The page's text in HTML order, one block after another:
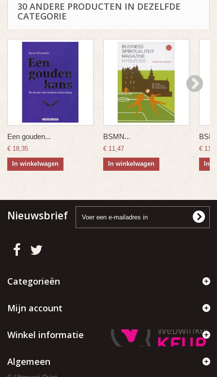
30 ANDERE PRODUCTEN IN DEZELFDE
CATEGORIE
Een gouden...
€ 18,35
In winkelwagen
BSMN...
€ 11,47
In winkelwagen
€
In
Nieuwsbrief
Categorieën
Mijn account
Winkel informatie
Algemeen